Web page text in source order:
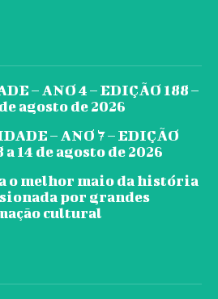
– ANO 4 – EDIÇÃO 188 –
agosto de 2026
– ANO 7 – EDIÇÃO
a 14 de agosto de 2026
o melhor maio da história
por grandes
cultural